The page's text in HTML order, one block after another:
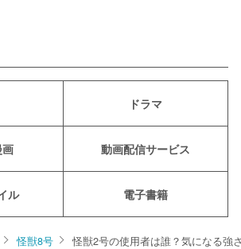
ドラマ
動画配信サービス
ル 電子書籍
怪獣8号 怪獣2号の使用者は誰？気になる強